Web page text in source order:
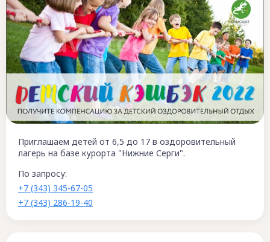
Приглашаем детей от 6,5 до 17 в оздоровительный
лагерь на базе курорта "Нижние Серги".
По запросу:
+7 (343) 345-67-05
+7 (343) 286-19-40